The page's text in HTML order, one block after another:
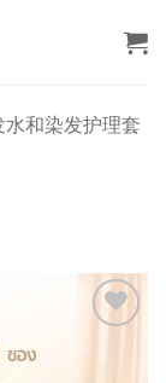
和染发护理套